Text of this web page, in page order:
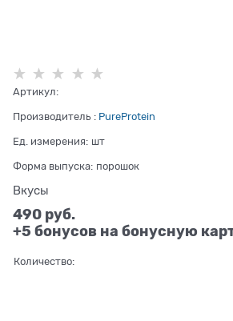
Артикул:
Производитель : PureProtein
Ед. измерения: шт
Форма выпуска: порошок
Вкусы
490 руб.
+5 бонусов на бонусную
Количество: